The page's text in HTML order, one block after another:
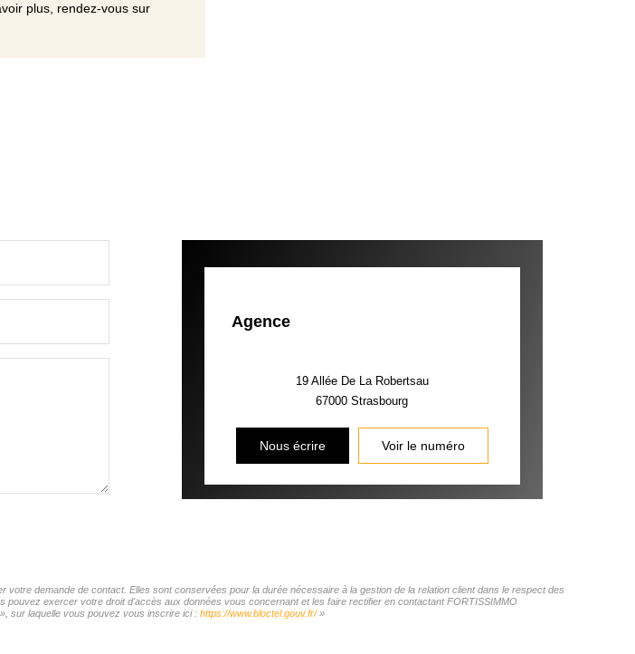
plus, rendez-vous sur
Agence
19 Allée De La Robertsau
67000Strasbourg
Nous écrire Voir le numéro
demande de contact. Elles sont conservées pour la durée nécessaire à la gestion de la relation client dans le respect des
exercer votre droit d'accès aux données vous concernant et les faire rectifier en contactant FORTISSIMMO
sur laquelle vous pouvez vous inscrire ici : https://www.bloctel.gouv.fr/»